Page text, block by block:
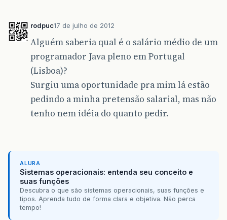
rodpuc17 de julho de 2012
Alguém saberia qual é o salário médio de um
programador Java pleno em Portugal
(Lisboa)?
Surgiu uma oportunidade pra mim lá estão
pedindo a minha pretensão salarial, mas não
tenho nem idéia do quanto pedir.
ALURA
Sistemas operacionais: entenda seu conceito e
suas funções
Descubra o que são sistemas operacionais, suas funções e
tipos. Aprenda tudo de forma clara e objetiva. Não perca
tempo!